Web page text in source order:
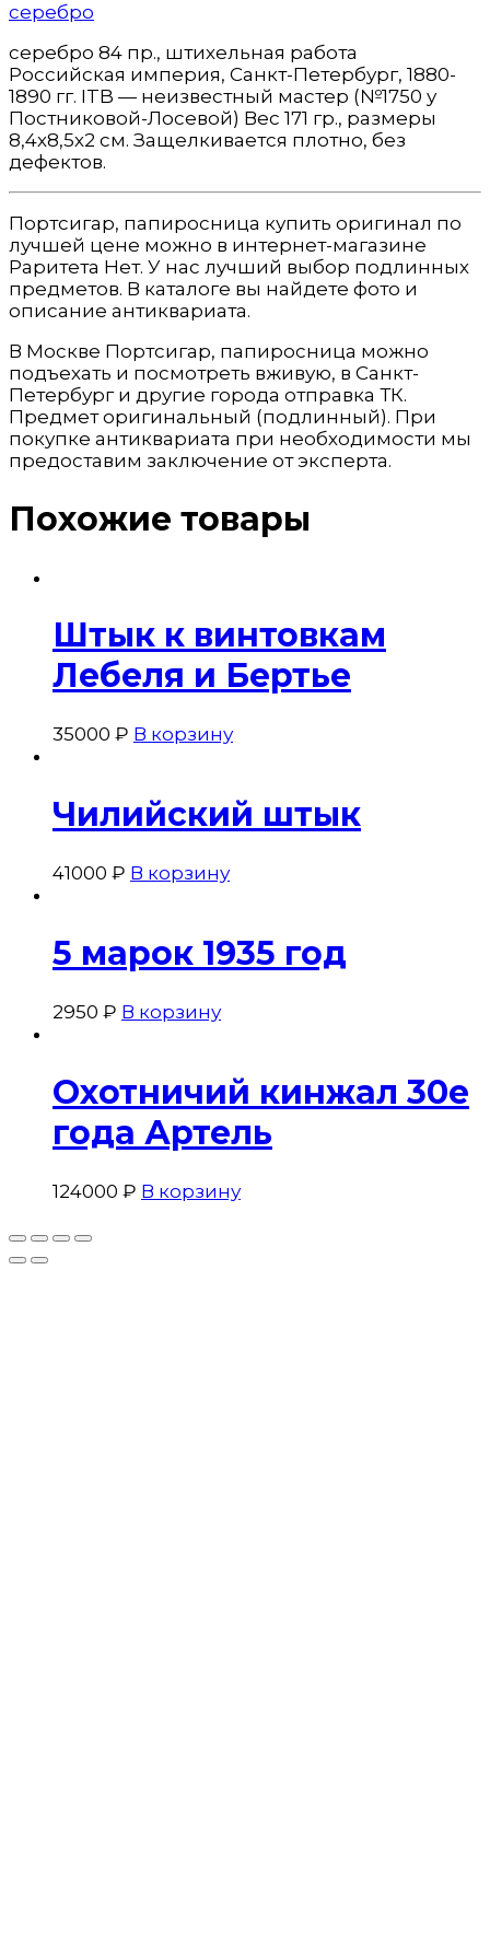
серебро
серебро 84 пр., штихельная работа
Российская империя, Санкт-Петербург, 1880-
1890 гг. ITB — неизвестный мастер (№1750 у
Постниковой-Лосевой) Вес 171 гр., размеры
8,4х8,5х2 см. Защелкивается плотно, без
дефектов.
Портсигар, папиросница купить оригинал по
лучшей цене можно в интернет-магазине
Раритета Нет. У нас лучший выбор подлинных
предметов. В каталоге вы найдете фото и
описание антиквариата.
В Москве Портсигар, папиросница можно
подъехать и посмотреть вживую, в Санкт-
Петербург и другие города отправка ТК.
Предмет оригинальный (подлинный). При
покупке антиквариата при необходимости мы
предоставим заключение от эксперта.
Похожие товары
Штык к винтовкам
Лебеля и Бертье
35000 ₽ В корзину
Чилийский штык
41000 ₽ В корзину
5 марок 1935 год
2950 ₽ В корзину
Охотничий кинжал 30е
года Артель
124000 ₽ В корзину